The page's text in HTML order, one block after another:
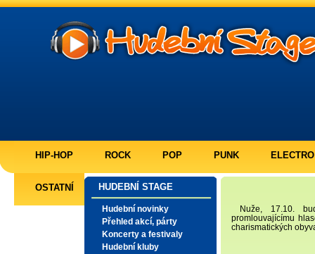
HIP-HOP ROCK POP PUNK ELECTRO
OSTATNÍ HUDEBNÍ STAGE
Hudební novinky
Přehled akcí, párty
Koncerty a festivaly
Hudební kluby
Nuže, 17.10.
promlouvajícímu
charismatických